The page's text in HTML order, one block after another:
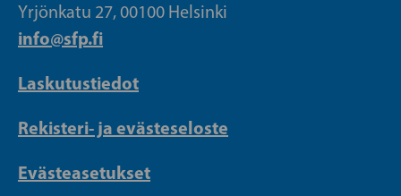
Yrjönkatu 27, 00100 Helsinki
info@sfp.fi
Laskutustiedot
Rekisteri- ja evästeseloste
Evästeasetukset